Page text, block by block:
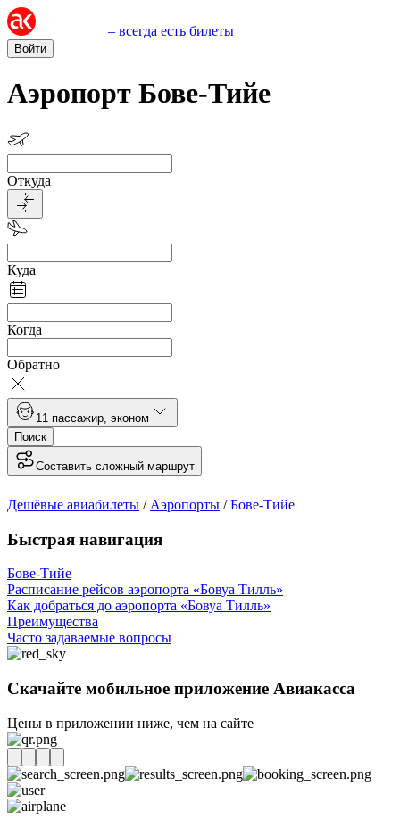
– всегда есть билеты
Войти
Аэропорт Бове-Тийе
Откуда
Куда
Когда
Обратно
1 1 пассажир эконом
Поиск
Составить сложный маршрут
Дешёвые авиабилеты / Аэропорты /Бове-Тийе
Быстрая навигация
Бове-Тийе
Расписание рейсов аэропорта «Бовуа Тилль»
Как добраться до аэропорта «Бовуа Тилль»
Преимущества
Часто задаваемые вопросы
Скачайте мобильное приложение Авиакасса
Цены в приложении ниже, чем на сайте